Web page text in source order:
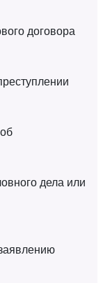
договора
дела или